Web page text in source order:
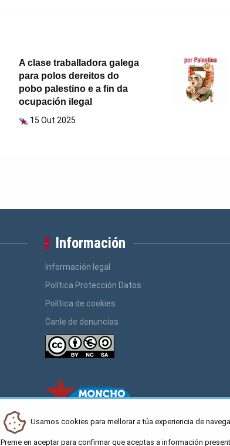
A clase traballadora galega
para polos dereitos do
pobo palestino e a fin da
ocupación ilegal
15 Out 2025
Información
Información legal
Política Protección Datos
Política de cookies
Canle de denuncias
Usamos cookies para mellorar a túa experiencia de
Preme en aceptar para confirmar que aceptas a información